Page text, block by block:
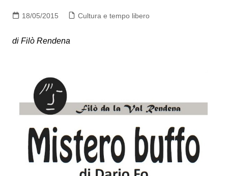
18/05/2015 Cultura e tempo libero
di Filò Rendena